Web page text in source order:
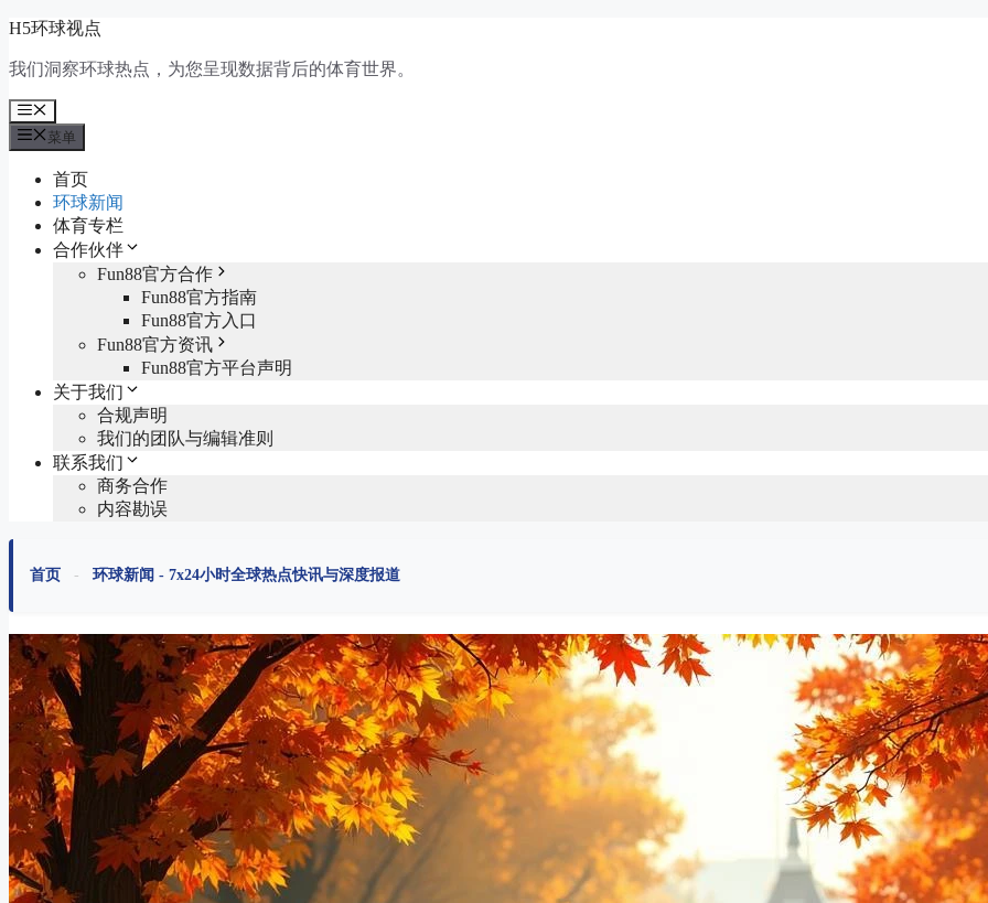
跳
内
容
H5环球视点
我们洞察环球热点，为您呈现数据背后的体育世界。
菜
单
菜单
首页
环球新闻
体育专栏
合作伙伴
Fun88官方合作
Fun88官方指南
Fun88官方入口
Fun88官方资讯
Fun88官方平台声明
关于我们
合规声明
我们的团队与编辑准则
联系我们
商务合作
内容勘误
首页 - 环球新闻 - 7x24小时全球热点快讯与深度报道